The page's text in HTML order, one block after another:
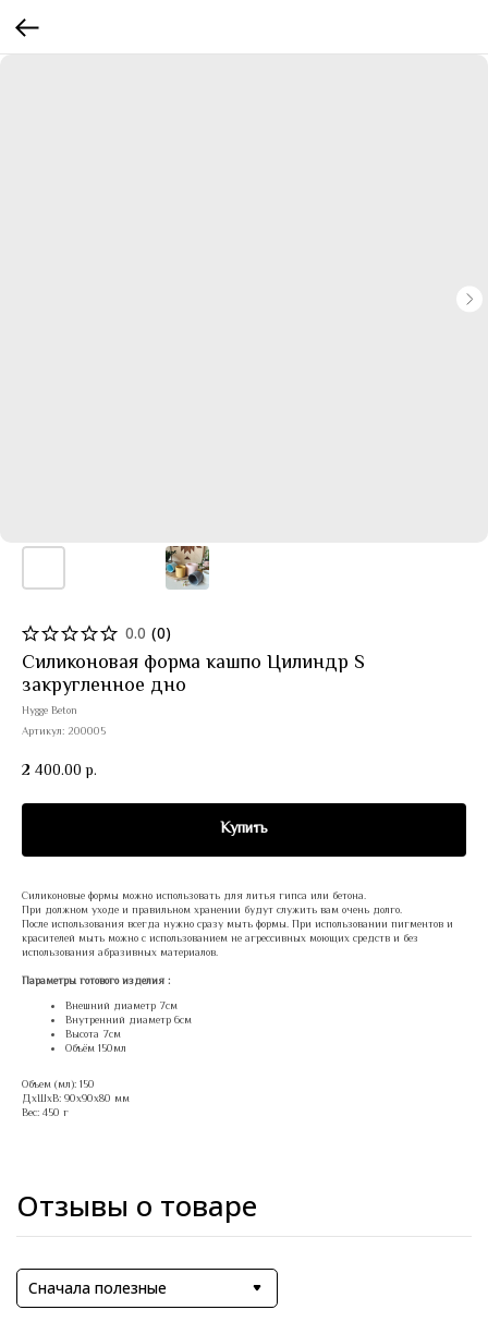
0.0 (0)
Силиконовая форма кашпо Цилиндр S
закругленное дно
Hygge Beton
Артикул: 200005
2 400.00 р.
Купить
Силиконовые формы можно использовать для литья гипса или бетона.
При должном уходе и правильном хранении будут служить вам очень долго.
После использования всегда нужно сразу мыть формы. При использовании пигментов и
красителей мыть можно с использованием не агрессивных моющих средств и без
использования абразивных материалов.
Параметры готового изделия :
Внешний диаметр 7см
Внутренний диаметр 6см
Высота 7см
Объём 150мл
Объем (мл): 150
ДxШxВ: 90x90x80 мм
Вес: 450 г
Отзывы о товаре
Сначала полезные